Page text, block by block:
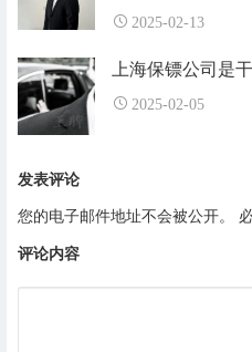
2025-02-13
上海保镖公司是
2025-02-05
发表评论
您的电子邮件地址不会被公开。
评论内容